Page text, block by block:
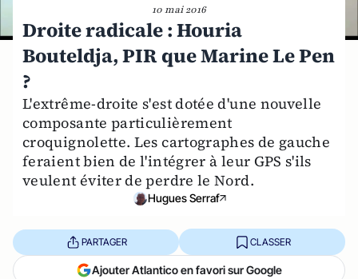
10 mai 2016
Droite radicale : Houria
Bouteldja, PIR que Marine Le Pen
?
L'extrême-droite s'est dotée d'une nouvelle
composante particulièrement
croquignolette. Les cartographes de gauche
feraient bien de l'intégrer à leur GPS s'ils
veulent éviter de perdre le Nord.
Hugues Serraf
PARTAGER CLASSER
Ajouter Atlantico en favori sur Google